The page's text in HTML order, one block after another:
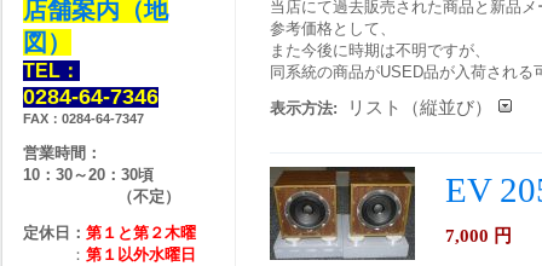
当店にて過去販売された商品と新品
参考価格として、
また今後に時期は不明ですが、
同系統の商品がUSED品が入荷される
表示方法:
リスト（縦並び）
EV
7,000 円
店舗案内（地
図）
TEL：
0284-64-7346
FAX：0284-64-7347
営業時間：
10：30～20：30頃
（不定）
定休日： 第１と第２木曜
： 第１以外水曜日